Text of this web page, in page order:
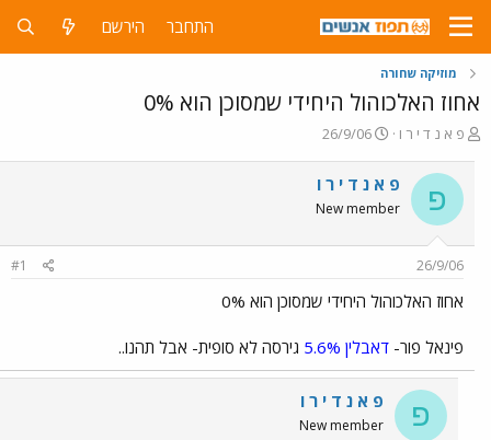
התחבר הירשם
מוזיקה שחורה
אחוז האלכוהול היחידי שמסוכן הוא 0%
פ
ח
ה
ו
ש
פ א נ ד י ר ו
פ
ס
ם
ת
ר
26/9/06
פ פ א נ ד י ר ו
New member
26/9/06
#1
אחוז האלכוהול היחידי שמסוכן הוא 0%
פינאל פור- דאבלין 5.6% גירסה לא סופית- אבל תהנו..
פ פ א נ ד י ר ו
New member